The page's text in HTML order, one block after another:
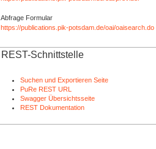
Abfrage Formular
https://publications.pik-potsdam.de/oai/oaisearch.do
REST-Schnittstelle
Suchen und Exportieren Seite
PuRe REST URL
Swagger Übersichtsseite
REST Dokumentation